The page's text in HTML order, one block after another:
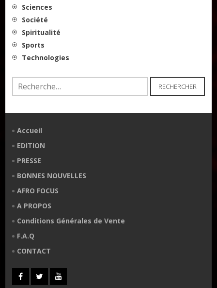
Sciences
Société
Spiritualité
Sports
Technologies
Rechercher :
Accueil
EDITION
PRESSE
BONNES NOUVELLES
AFRO FOCUS
A PROPOS
Conditions Générales de Vente
F.A.Q
CONTACT